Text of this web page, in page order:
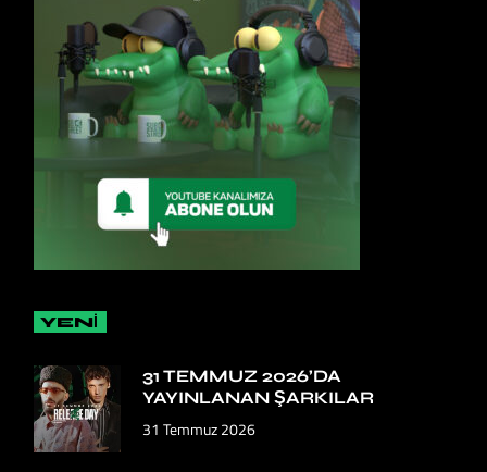
YENİ
31 TEMMUZ 2026’DA
YAYINLANAN ŞARKILAR
31 Temmuz 2026